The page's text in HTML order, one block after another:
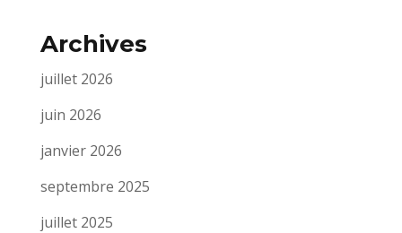
Archives
juillet 2026
juin 2026
janvier 2026
septembre 2025
juillet 2025